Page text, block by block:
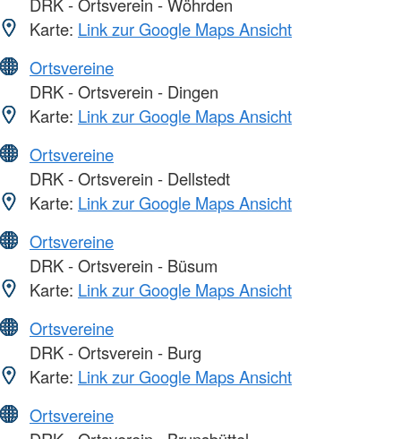
Karte: Link zur Google Maps Ansicht
Ortsvereine
DRK - Ortsverein - Dingen
Karte: Link zur Google Maps Ansicht
Ortsvereine
DRK - Ortsverein - Dellstedt
Karte: Link zur Google Maps Ansicht
Ortsvereine
DRK - Ortsverein - Büsum
Karte: Link zur Google Maps Ansicht
Ortsvereine
DRK - Ortsverein - Burg
Karte: Link zur Google Maps Ansicht
Ortsvereine